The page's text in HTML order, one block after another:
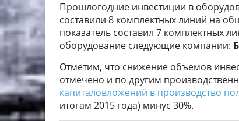
Прошлогодние инвестиции в
составили 8 комплектных линий на
показатель составил 7 комплектных
оборудование следующие компании:
Отметим, что снижение объемов
отмечено и по другим
капиталовложений в производство
итогам 2015 года) минус 30%.